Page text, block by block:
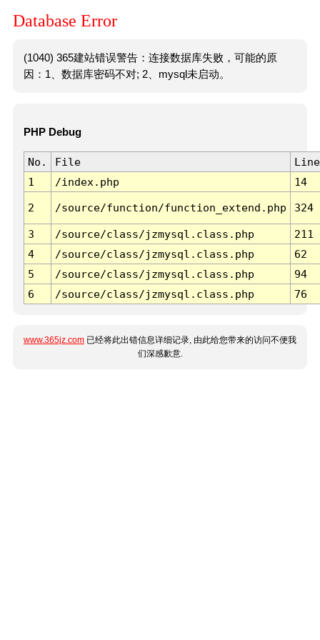
Database Error
(1040) 365建站错误警告：连接数据库失败，可能的原
因：1、数据库密码不对; 2、mysql未启动。
PHP Debug
No. File
Line
1
/index.php 14
2 /source/function/function_extend.php 324
3 /source/class/jzmysql.class.php
211
4
/source/class/jzmysql.class.php
62
5
/source/class/jzmysql.class.php
94
6
/source/class/jzmysql.class.php 76
www.365jz.com 已经将此出错信息详细记录, 由此给您带来的访问不便我
们深感歉意.